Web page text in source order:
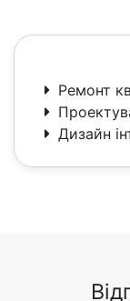
Ремонт
Дизайн